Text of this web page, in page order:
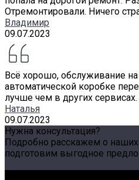
Отремонтировали. Ничего
Владимир
09.07.2023
Всё хорошо, обслуживание
автоматической коробке
лучше чем в других
Наталья
09.07.2023
Нужна консультация?
Подробно расскажем о наших
подготовим выгодное